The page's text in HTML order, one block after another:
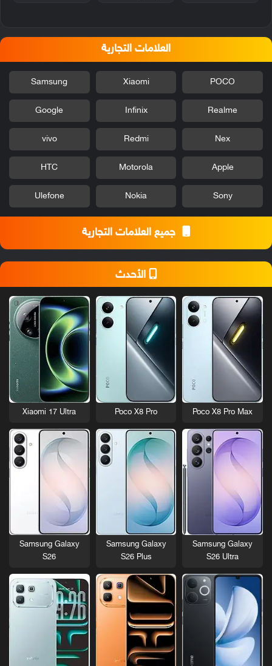
العلامات التجارية
POCO
Xiaomi
Samsung
Realme
Infinix
Google
Nex
Redmi
vivo
Apple
Motorola
HTC
Sony
Nokia
Ulefone
جميع العلامات التجارية
الأحدث
Poco X8 Pro Max
Poco X8 Pro
Xiaomi 17 Ultra
Samsung Galaxy
S26 Ultra
Samsung Galaxy
S26 Plus
Samsung Galaxy
S26